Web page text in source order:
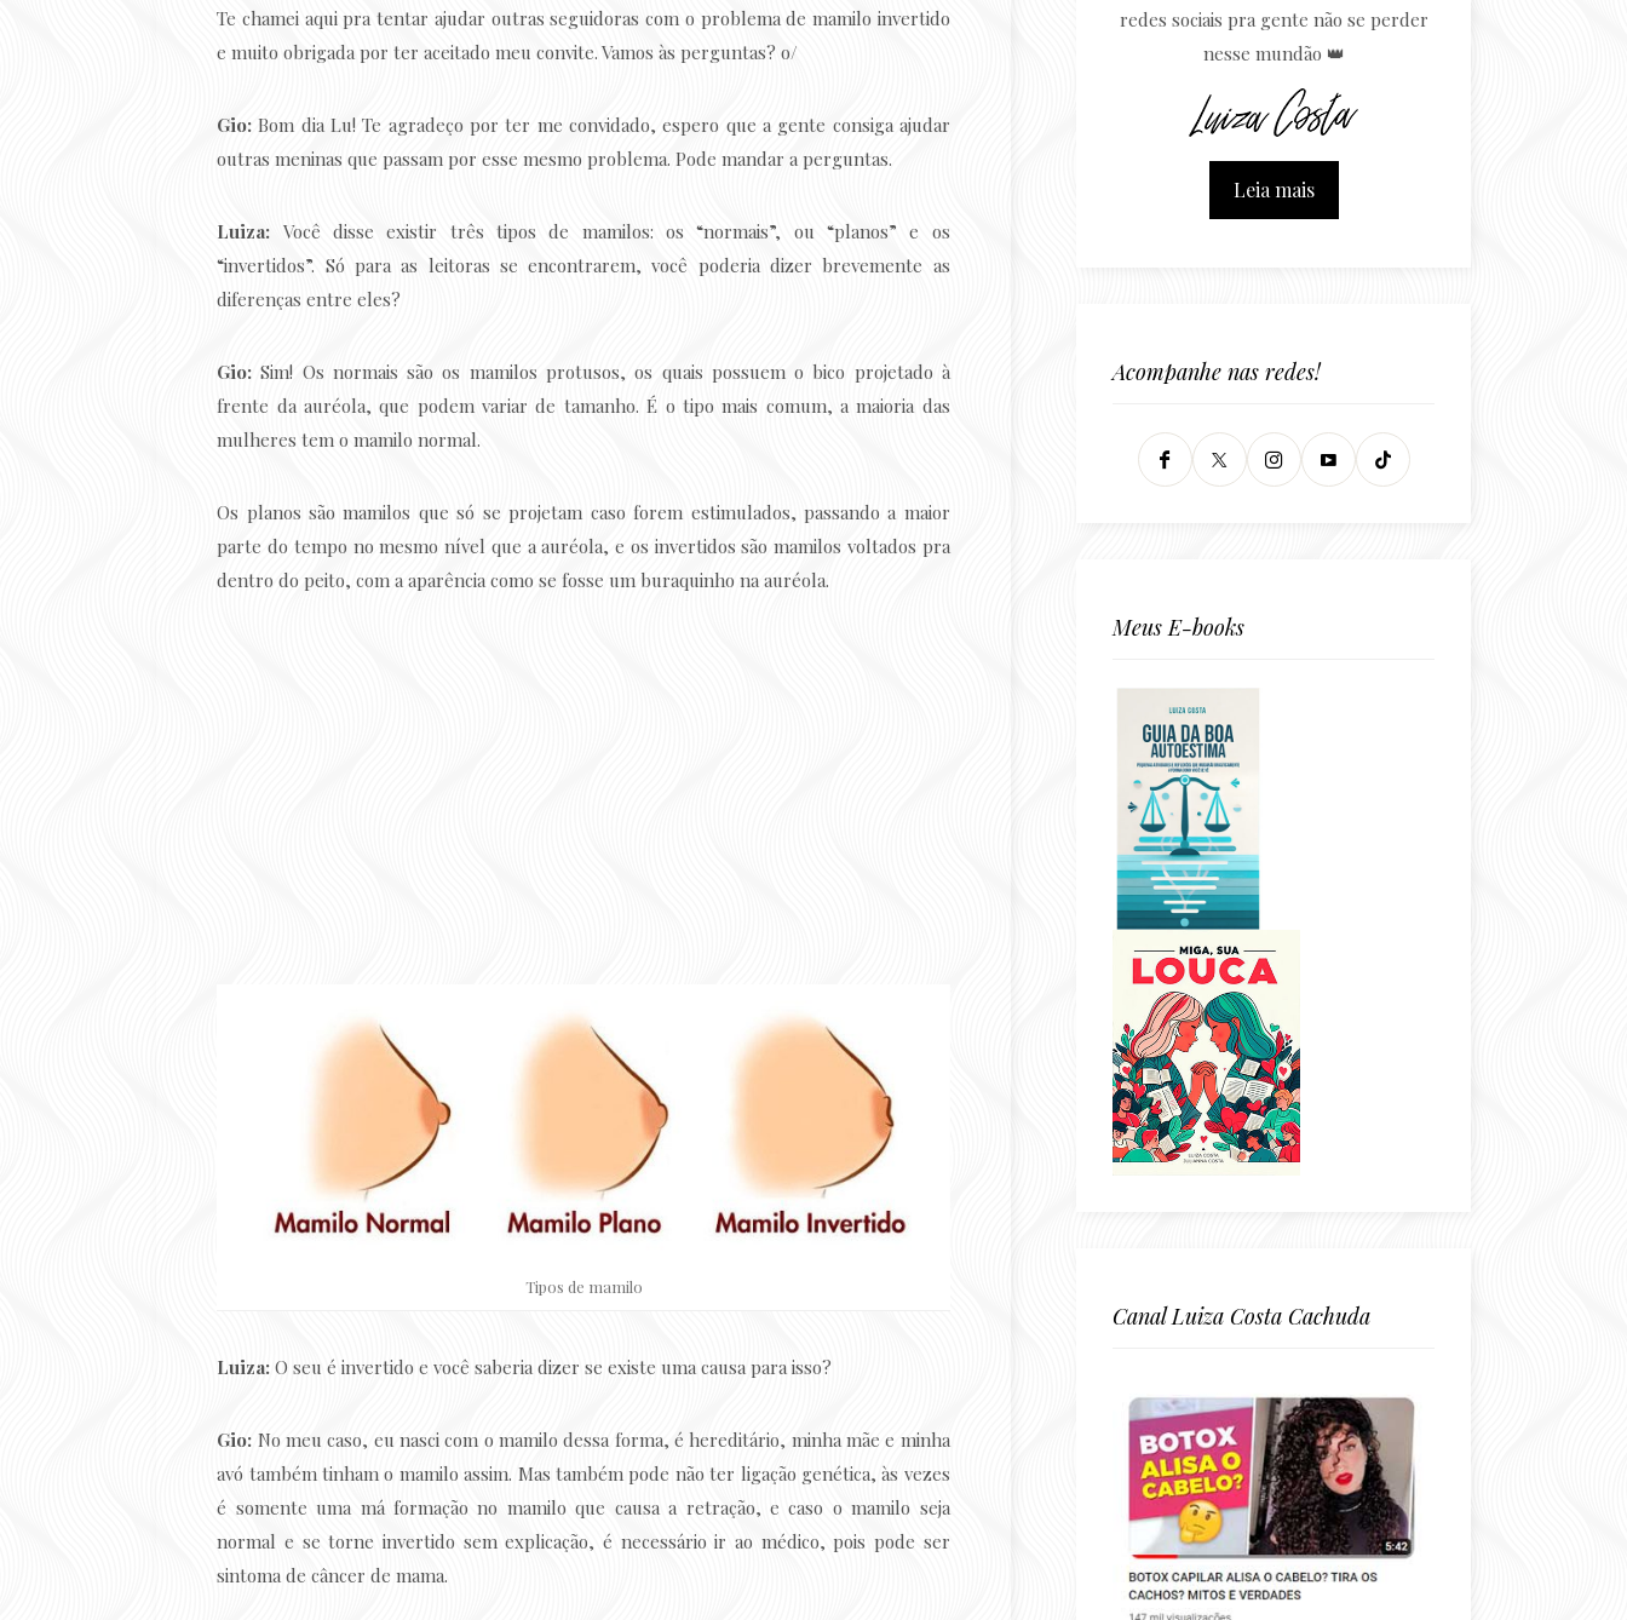
Te chamei aqui pra tentar ajudar outras seguidoras com o problema de mamilo invertido
e muito obrigada por ter aceitado meu convite. Vamos às perguntas? o/
Gio: Bom dia Lu! Te agradeço por ter me convidado, espero que a gente consiga ajudar
outras meninas que passam por esse mesmo problema. Pode mandar a perguntas.
Luiza: Você disse existir três tipos de mamilos: os “normais”, ou “planos” e os
“invertidos”. Só para as leitoras se encontrarem, você poderia dizer brevemente as
diferenças entre eles?
Gio:Sim! Os normais são os mamilos protusos, os quais possuem o bico projetado à
frente da auréola, que podem variar de tamanho. É o tipo mais comum, a maioria das
mulheres tem o mamilo normal.
Os planos são mamilos que só se projetam caso forem estimulados, passando a maior
parte do tempo no mesmo nível que a auréola, e os invertidos são mamilos voltados pra
dentro do peito, com a aparência como se fosse um buraquinho na auréola.
Tipos de mamilo
Luiza:O seu é invertido e você saberia dizer se existe uma causa para isso?
Gio: No meu caso, eu nasci com o mamilo dessa forma, é hereditário, minha mãe e minha
avó também tinham o mamilo assim. Mas também pode não ter ligação genética, às vezes
é somente uma má formação no mamilo que causa a retração, e caso o mamilo seja
normal e se torne invertido sem explicação, é necessário ir ao médico, pois pode ser
sintoma de câncer de mama.
redes sociais pra gente não se perder
nesse mundão 👑
Leia mais
Acompanhe nas redes!
Meus E-books
Canal Luiza Costa Cachuda